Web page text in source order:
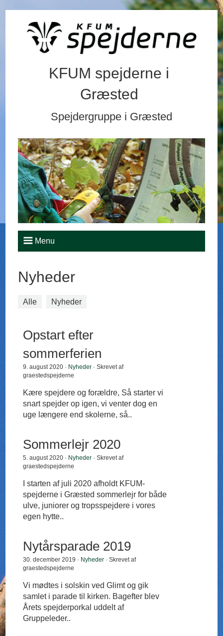
KFUM spejderne i
Græsted
Spejdergruppe i Græsted
Menu
Nyheder
Alle Nyheder
Opstart efter
sommerferien
9. august 2020 · Nyheder · Skrevet af
graestedspejderne
Kære spejdere og forældre, Så starter vi
snart spejder op igen, vi venter dog en
uge længere end skolerne, så..
Sommerlejr 2020
5. august 2020 · Nyheder · Skrevet af
graestedspejderne
I starten af juli 2020 afholdt KFUM-
spejderne i Græsted sommerlejr for både
ulve, juniorer og tropsspejdere i vores
egen hytte..
Nytårsparade 2019
30. december 2019 · Nyheder · Skrevet af
graestedspejderne
Vi mødtes i solskin ved Glimt og gik
samlet i parade til kirken. Bagefter blev
Årets spejderporkal uddelt af
Gruppeleder..